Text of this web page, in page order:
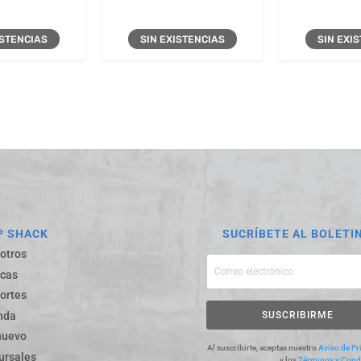
SIN EXISTENCIAS SIN
SHACK
SUCRÍBETE AL BOLETIN
SUSCRIBIRME
Al suscribirte, aceptas nuestroAviso de